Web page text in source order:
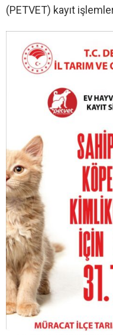
(PETVET) kayıt